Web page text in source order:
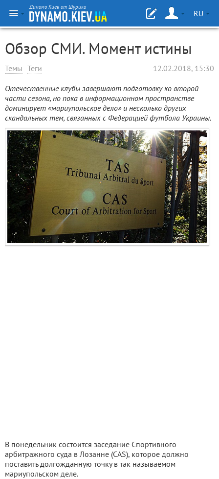
Динамо Киев от Шурика
RU
Обзор СМИ. Момент истины
Темы Теги 12.02.2018, 15:30
Отечественные клубы завершают подготовку ко второй
части сезона, но пока в информационном пространстве
доминирует «мариупольское дело» и несколько других
скандальных тем, связанных с Федерацией футбола Украины.
В понедельник состоится заседание Спортивного
арбитражного суда в Лозанне (CAS), которое должно
поставить долгожданную точку в так называемом
мариупольском деле.